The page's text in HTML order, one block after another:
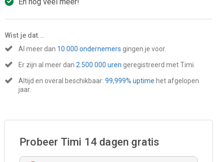
Wist je dat...
Al meer dan 10.000 ondernemers gingen je voor.
Er zijn al meer dan 2.500.000 uren geregistreerd met Timi.
Altijd en overal beschikbaar: 99,999% uptime het afgelopen
jaar.
Probeer Timi 14 dagen gratis